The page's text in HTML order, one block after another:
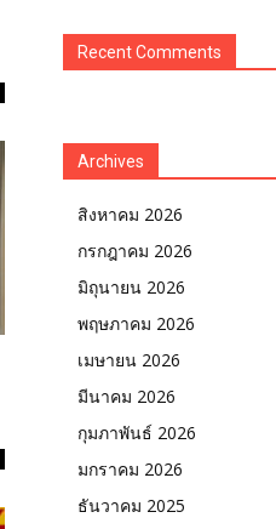
Recent Comments
Archives
สิงหาคม 2026
กรกฎาคม 2026
มิถุนายน 2026
พฤษภาคม 2026
เมษายน 2026
มีนาคม 2026
กุมภาพันธ์ 2026
มกราคม 2026
ธันวาคม 2025